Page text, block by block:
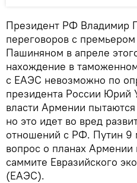
Президент РФ Владимир
переговоров с
Пашиняном в апреле
нахождение в
с ЕАЭС невозможно по
президента России Юрий
власти Армении пытаются
но это идет во вред
отношений с РФ. Путин 9
вопрос о планах
саммите Евразийского
(ЕАЭС).